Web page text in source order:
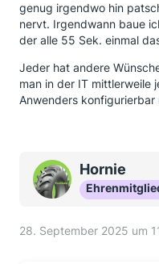
genug irgendwo hin
nervt. Irgendwann baue
der alle 55 Sek. einmal
Jeder hat andere
man in der IT mittlerweile
Anwenders konfigurierbar
Hornie
28. September 2025 um